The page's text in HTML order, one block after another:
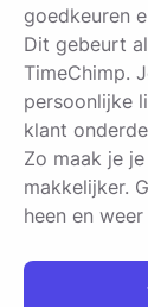
goedkeuren
Dit gebeurt
TimeChimp.
persoonlijke
klant
Zo maak je
makkelijker.
heen en